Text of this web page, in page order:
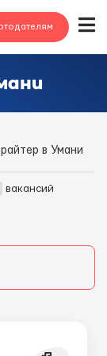
в Умани
вакансий